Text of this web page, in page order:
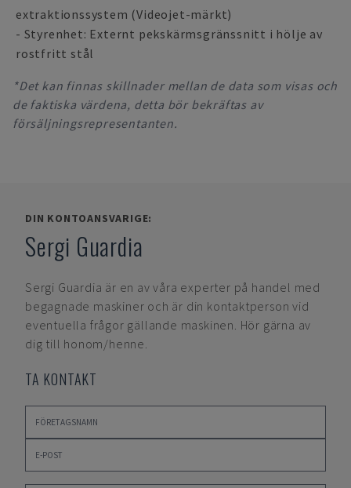
extraktionssystem (Videojet-märkt)
- Styrenhet: Externt pekskärmsgränssnitt i hölje av
rostfritt stål
*Det kan finnas skillnader mellan de data som visas och
de faktiska värdena, detta bör bekräftas av
försäljningsrepresentanten.
DIN KONTOANSVARIGE:
Sergi Guardia
Sergi Guardia är en av våra experter på handel med
begagnade maskiner och är din kontaktperson vid
eventuella frågor gällande maskinen. Hör gärna av
dig till honom/henne.
TA KONTAKT